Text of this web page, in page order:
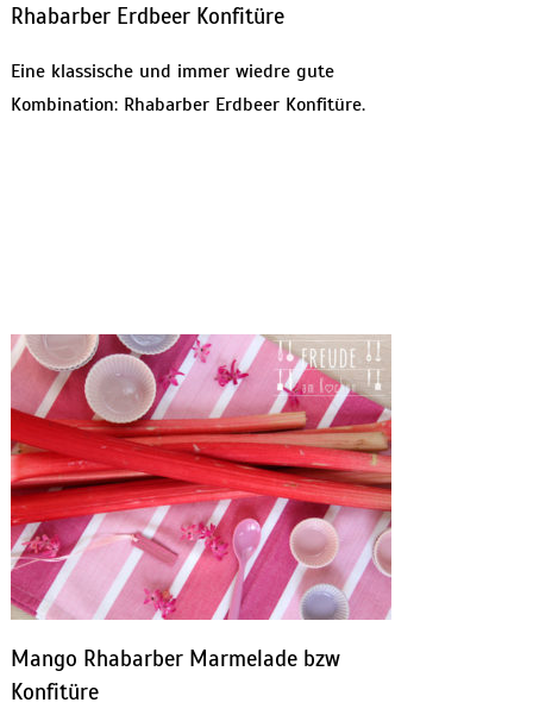
Rhabarber Erdbeer Konfitüre
Eine klassische und immer wiedre gute
Kombination: Rhabarber Erdbeer Konfitüre.
Mango Rhabarber Marmelade bzw
Konfitüre